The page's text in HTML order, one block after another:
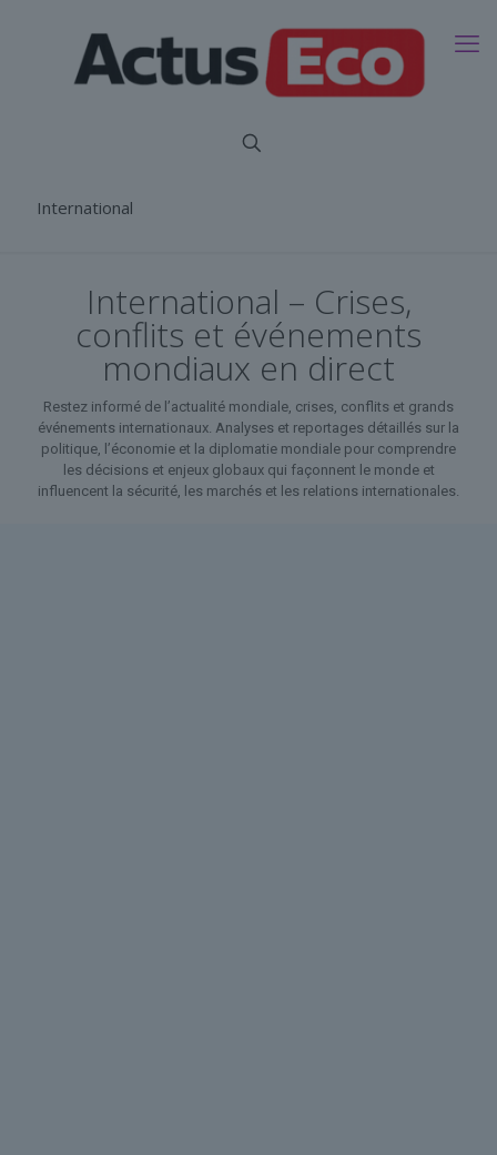
International
International – Crises,
conflits et événements
mondiaux en direct
Restez informé de l’actualité mondiale, crises, conflits et grands
événements internationaux. Analyses et reportages détaillés sur la
politique, l’économie et la diplomatie mondiale pour comprendre
les décisions et enjeux globaux qui façonnent le monde et
influencent la sécurité, les marchés et les relations internationales.